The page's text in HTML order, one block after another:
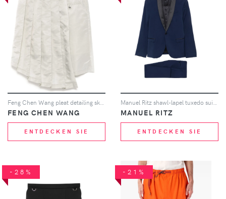
FENG CHEN WANG
ENTDECKEN SIE
MANUEL RITZ
ENTDECKEN SIE
-28% -21%